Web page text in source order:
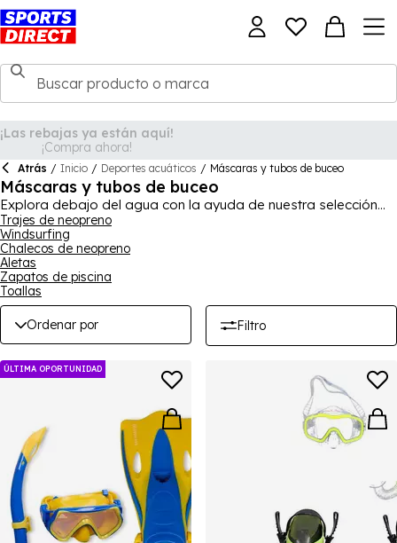
Atrás / Inicio / Deportes acuáticos / Máscaras y tubos de buceo
Máscaras y tubos de buceo
Explora debajo del agua con la ayuda de nuestra selección
de máscaras y tubos de snorkel, ideales para mejorar tu
experiencia en deportes acuáticos o para divertirte en
vacaciones. Nuestras máscaras y juegos de snorkel provienen
de marcas profesionales y de alta calidad como Gul y Aqua
Lung, asegurando que puedas confiar en tu equipo durante
muchos años. Cualquiera puede hacer snorkel con nuestra
ayuda, ya que también puedes encontrar tubos y máscaras
específicos para niños, además de tamaños para adultos,
con una variedad de colores disponibles también.
Trajes de neopreno
Windsurfing
Chalecos de neopreno
Aletas
Zapatos de piscina
Toallas
Ordenar por Filtro
ÚLTIMA OPORTUNIDAD